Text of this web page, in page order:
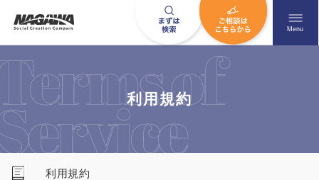
メニュ
Menu
お問い合わせはこちら
利用規約
利用規約